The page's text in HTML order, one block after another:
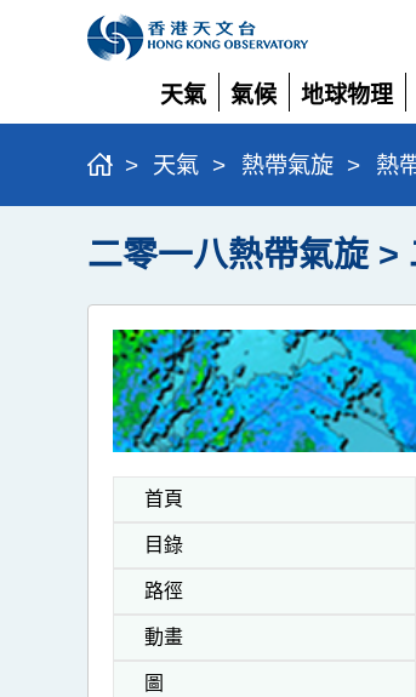
天氣
展
開
氣候
展
開
地球物理
展
開
> 天氣 > 熱帶氣旋 > 熱
二零一八熱帶氣旋 >
首頁
目錄
路徑
動畫
圖